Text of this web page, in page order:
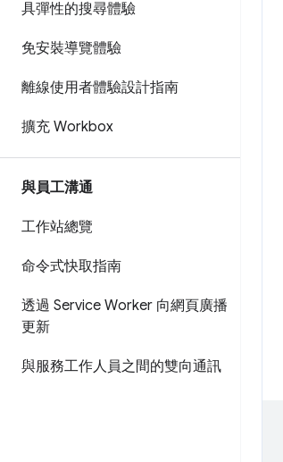
具彈性的搜尋體驗
免安裝導覽體驗
離線使用者體驗設計指南
擴充 Workbox
與員工溝通
工作站總覽
命令式快取指南
透過 Service Worker 向網頁廣播
更新
與服務工作人員之間的雙向通訊